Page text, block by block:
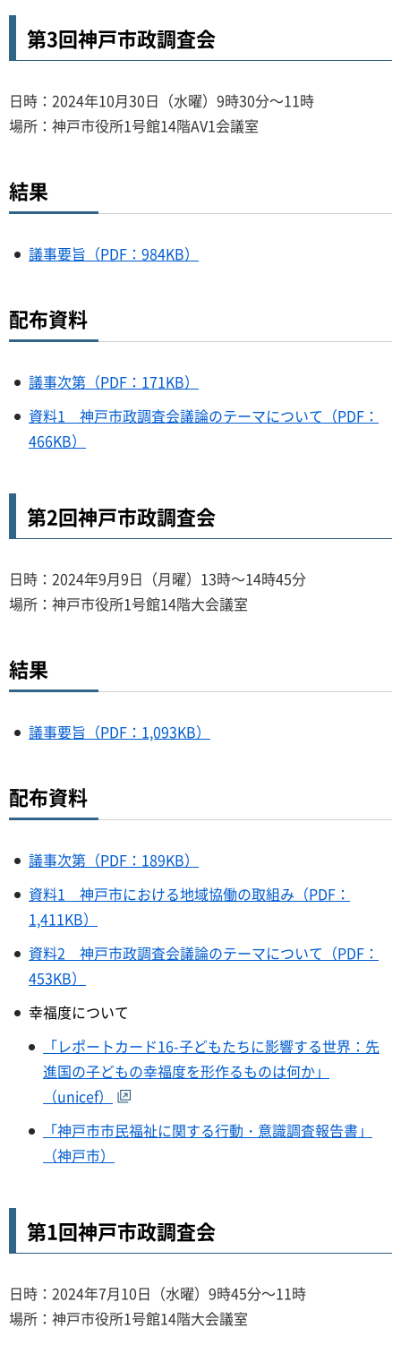
第3回神戸市政調査会
日時：2024年10月30日（水曜）9時30分～11時
場所：神戸市役所1号館14階AV1会議室
結果
議事要旨（PDF：984KB）
配布資料
議事次第（PDF：171KB）
資料1 神戸市政調査会議論のテーマについて（PDF：
466KB）
第2回神戸市政調査会
日時：2024年9月9日（月曜）13時～14時45分
場所：神戸市役所1号館14階大会議室
結果
議事要旨（PDF：1,093KB）
配布資料
議事次第（PDF：189KB）
資料1 神戸市における地域協働の取組み（PDF：
1,411KB）
資料2 神戸市政調査会議論のテーマについて（PDF：
453KB）
幸福度について
「レポートカード16-子どもたちに影響する世界：先
進国の子どもの幸福度を形作るものは何か」
（unicef）
「神戸市市民福祉に関する行動・意識調査報告書」
（神戸市）
第1回神戸市政調査会
日時：2024年7月10日（水曜）9時45分～11時
場所：神戸市役所1号館14階大会議室